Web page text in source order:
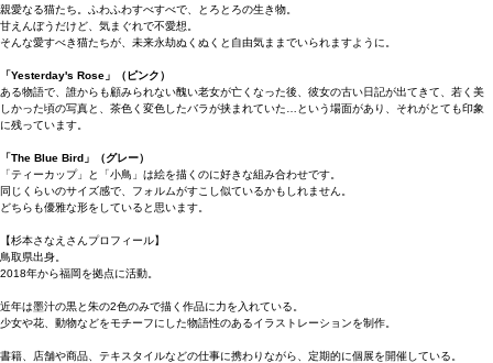
親愛なる猫たち。ふわふわすべすべで、とろとろの生き物。
甘えんぼうだけど、気まぐれで不愛想。
そんな愛すべき猫たちが、未来永劫ぬくぬくと自由気ままでいられますように。
「Yesterday's Rose」（ピンク）
ある物語で、誰からも顧みられない醜い老女が亡くなった後、彼女の古い日記が出てきて、若く美
しかった頃の写真と、茶色く変色したバラが挟まれていた…という場面があり、それがとても印象
に残っています。
「The Blue Bird」（グレー）
「ティーカップ」と「小鳥」は絵を描くのに好きな組み合わせです。
同じくらいのサイズ感で、フォルムがすこし似ているかもしれません。
どちらも優雅な形をしていると思います。
【杉本さなえさんプロフィール】
鳥取県出身。
2018年から福岡を拠点に活動。
近年は墨汁の黒と朱の2色のみで描く作品に力を入れている。
少女や花、動物などをモチーフにした物語性のあるイラストレーションを制作。
書籍、店舗や商品、テキスタイルなどの仕事に携わりながら、定期的に個展を開催している。